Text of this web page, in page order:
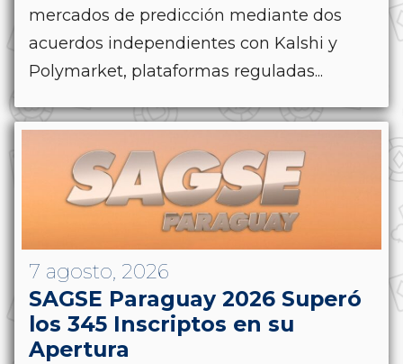
mercados de predicción mediante dos
acuerdos independientes con Kalshi y
Polymarket, plataformas reguladas...
7 agosto, 2026
SAGSE Paraguay 2026 Superó
los 345 Inscriptos en su
Apertura